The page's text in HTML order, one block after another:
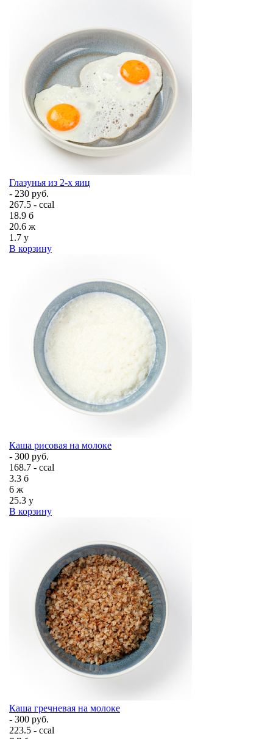
Глазунья из 2-х яиц
- 230 руб.
267.5 - ccal
18.9 б
20.6 ж
1.7 у
В корзину
Каша рисовая на молоке
- 300 руб.
168.7 - ccal
3.3 б
6 ж
25.3 у
В корзину
Каша гречневая на молоке
- 300 руб.
223.5 - ccal